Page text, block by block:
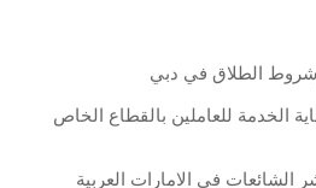
الطلاق في دبي
الخدمة للعاملين بالقطاع الخاص
في الامارات العربية